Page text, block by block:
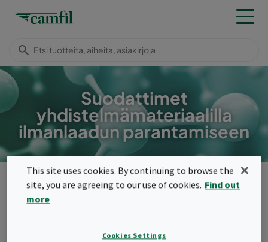
Suodattimet
yhdistelmämateriaalilla
ilmanlaadun parantamiseen
Tuotteet Molekyylisuodattimet Pussisuodattimet
This site uses cookies. By continuing to browse the
site, you are agreeing to our use of cookies. Find out
more
Cookies Settings